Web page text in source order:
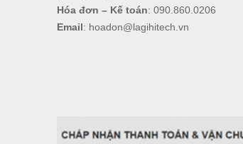
Hóa đơn – Kế toán: 090.860.0206
Email: hoadon@lagihitech.vn